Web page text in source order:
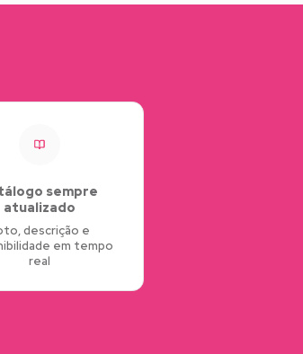
sempre
atualizado
descrição e
em tempo
real